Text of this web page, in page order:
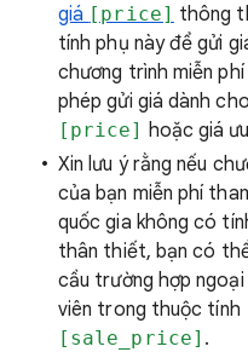
giá [price] thông
tính phụ này để gửi
chương trình miễn
phép gửi giá dành
[price] hoặc giá
Xin lưu ý rằng nếu
của bạn miễn phí
quốc gia không có
thân thiết, bạn có
cầu trường hợp
viên trong thuộc tính
[sale_price] .